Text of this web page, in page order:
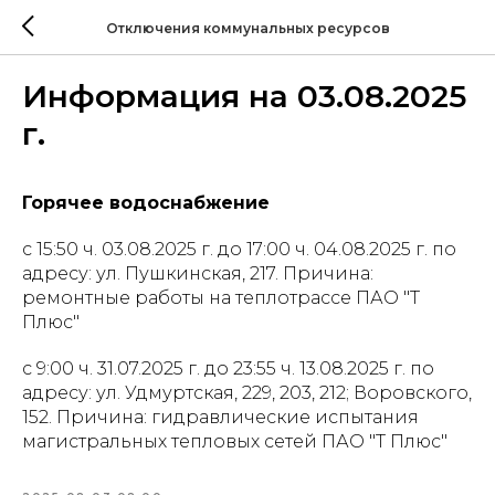
Отключения коммунальных ресурсов
Информация на 03.08.2025
г.
Горячее водоснабжение
с 15:50 ч. 03.08.2025 г. до 17:00 ч. 04.08.2025 г. по
адресу: ул. Пушкинская, 217. Причина:
ремонтные работы на теплотрассе ПАО "Т
Плюс"
с 9:00 ч. 31.07.2025 г. до 23:55 ч. 13.08.2025 г. по
адресу: ул. Удмуртская, 229, 203, 212; Воровского,
152. Причина: гидравлические испытания
магистральных тепловых сетей ПАО "Т Плюс"